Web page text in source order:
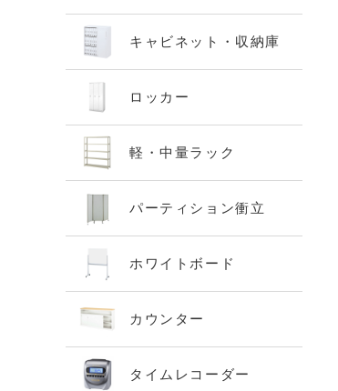
キャビネット・収納庫
ロッカー
軽・中量ラック
パーティション衝立
ホワイトボード
カウンター
タイムレコーダー